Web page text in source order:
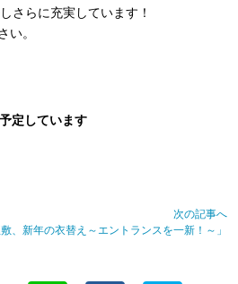
さらに充実しています！
い。
定しています
次の記事へ
敷、新年の衣替え～エントランスを一新！～」